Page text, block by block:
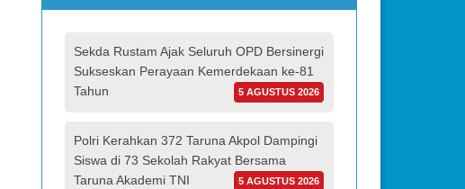
Sekda Rustam Ajak Seluruh OPD Bersinergi
Sukseskan Perayaan Kemerdekaan ke-81
Tahun
5 AGUSTUS 2026
Polri Kerahkan 372 Taruna Akpol Dampingi
Siswa di 73 Sekolah Rakyat Bersama
Taruna Akademi TNI
5 AGUSTUS 2026